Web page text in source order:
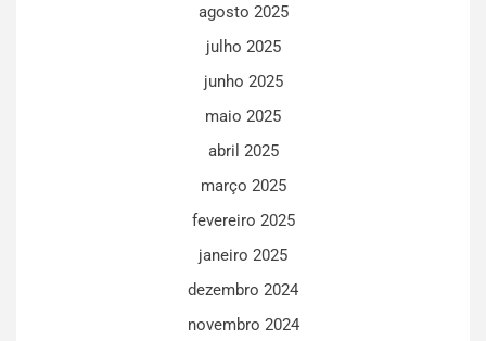
agosto 2025
julho 2025
junho 2025
maio 2025
abril 2025
março 2025
fevereiro 2025
janeiro 2025
dezembro 2024
novembro 2024